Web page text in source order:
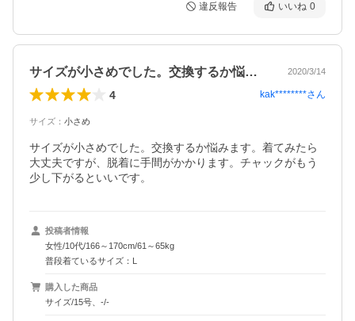
違反報告 いいね 0
サイズが小さめでした。交換するか悩みま… 2020/3/14
4 kak********さん
サイズ ： 小さめ
サイズが小さめでした。交換するか悩みます。着てみたら
大丈夫ですが、脱着に手間がかかります。チャックがもう
少し下がるといいです。
投稿者情報
女性/10代/166～170cm/61～65kg
普段着ているサイズ：L
購入した商品
サイズ/15号、-/-